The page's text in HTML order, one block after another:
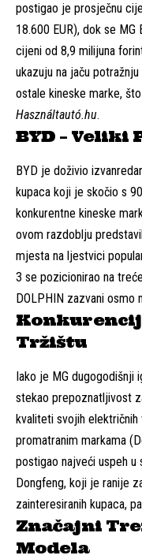
postigao je prosječnu
18.600 EUR), dok se
cijeni od 8,9 milijuna
ukazuju na jaču
ostale kineske marke,
Használtautó.hu.
BYD – Veliki
BYD je doživio
kupaca koji je skočio s
konkurentne kineske
ovom razdoblju
mjesta na ljestvici
3 se pozicionirao na
DOLPHIN zazvani osmo
Tržištu
Iako je MG dugogodišnji
stekao prepoznatljivost
kvaliteti svojih
promatranim markama
postigao najveći uspeh
Dongfeng, koji je ranije
zainteresiranih kupaca,
Značajni
Modela